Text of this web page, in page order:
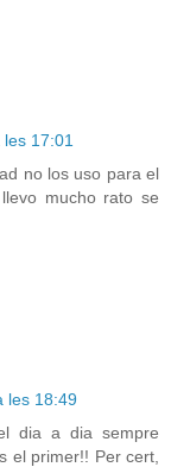
17:01
no los uso para el
mucho rato se
les 18:49
dia a dia sempre
el primer!! Per cert,